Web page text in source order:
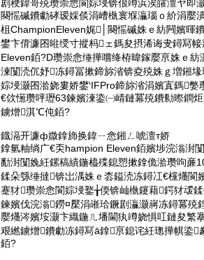
剧稉鍏哥殑瓒崇悆閬婃埐锛佷竴浜涘皬澶ヤ即
闋愮磩鐨勮硣瑷婇倓涓嶆槸寰堢灜瑙ｏ紒涓嬮
柤ChampionEleven娓│闋愮磩姝ｅ紡闁嬪暉
鐢卞偝濂囨暀绶寸摐杩ェ鎷夋摂浠诲叏鐞冩
Eleven銆?D瓒崇悆缍撶嚐绛栫暐鎵嬮亰姝ｅ
湅闅涜伔妤冻鐞冨摗鍗旀渻锛夌殑姝ｇ増鎺
婃埐灏囨湁娆婁娇鐢‵IFPro鍗旀渻涓嬪寘鎷
€佽憽瓒呯瓑63鍊嬪湅鍌㈠崝鏈冪殑鐨勬暩鐧
鐪熷淇℃伅銆?
鐡滆开濂ф媺鎿斾换鍏ㄧ悆鎺ㄥ唬澶т娇
鎿氫粙绱广€奀hampion Eleven銆嬪埗浣滃湗
勫湗闅婏紝鏍稿績鍦橀殜鎴愬摗鎿佹湁瓒呴亷
鍒朵綔缍撻锛岀湡姝ｅ枩鎰涜冻鐞冮€欓爡
蹇犲瓒崇悆閬婃埐鐜╁偄锛屾槸鑳藉鍔犲叆
鍊嬪伐浣滃鐒¤檿涓嶉珨鐝剧灜灏嶈冻鐞冪
嬮爡涔嬪垵灏卞織鍦ㄦ墦閫犱竴娆惧叿鏈夋繁
艰繎鐪熷鐨勮冻鐞冩ā鎿亰鎴诧紝璁撶帺鍌
銆?